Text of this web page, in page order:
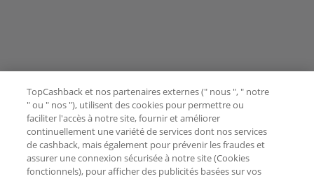
TopCashback et nos partenaires externes (" nous ", " notre
" ou " nos "), utilisent des cookies pour permettre ou
faciliter l'accès à notre site, fournir et améliorer
continuellement une variété de services dont nos services
de cashback, mais également pour prévenir les fraudes et
assurer une connexion sécurisée à notre site (Cookies
fonctionnels), pour afficher des publicités basées sur vos